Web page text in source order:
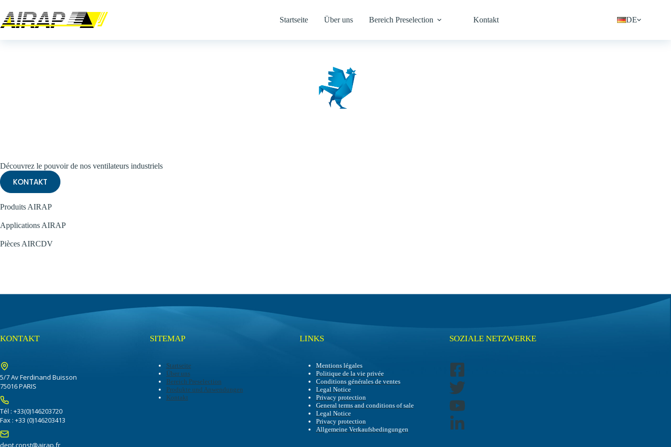
Startseite Über uns Bereich Preselection Kontakt DE
Découvrez le pouvoir de nos ventilateurs industriels
KONTAKT
Produits AIRAP
Applications AIRAP
Pièces AIRCDV
KONTAKT
5/7 Av Ferdinand Buisson
75016 PARIS
Tél : +33(0)146203720
Fax : +33 (0)146203413
dept.const@airap.fr
SITEMAP
Startseite
Über uns
Bereich Preselection
Produkte und Anwendungen
Kontakt
LINKS
Mentions légales
Politique de la vie privée
Conditions générales de ventes
Legal Notice
Privacy protection
General terms and conditions of sale
Legal Notice
Privacy protection
Allgemeine Verkaufsbedingungen
SOZIALE NETZWERKE